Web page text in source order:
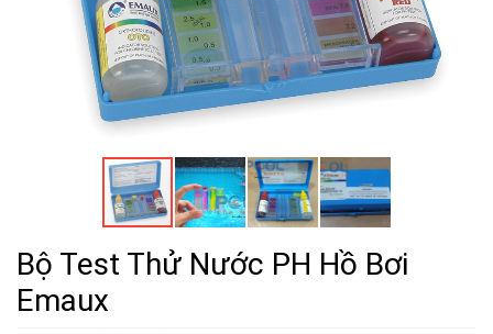
Bộ Test Thử Nước PH Hồ Bơi
Emaux